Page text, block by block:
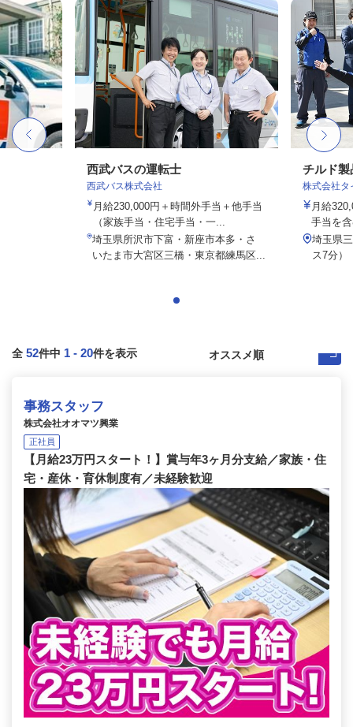
西武バスの運転士
西武バス株式会社
月給230,000円＋時間外手当＋他手当
（家族手当・住宅手当・一...
埼玉県所沢市下富・新座市本多・さ
いたま市大宮区三橋・東京都練馬区...
チルド製
株式会社タ
月給
手当を
埼玉県
ス7分）
全 52件中 1 - 20件を表示
事務スタッフ
株式会社オオマツ興業
正社員
【月給23万円スタート！】賞与年3ヶ月分支給／家族・住
宅・産休・育休制度有／未経験歓迎